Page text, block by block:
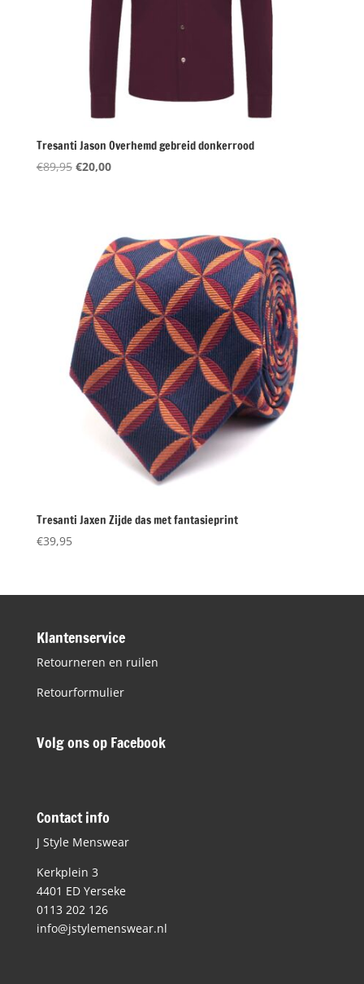
Tresanti Jason Overhemd gebreid donkerrood
€89,95 Oorspronkelijke
€20,00Huidige
Tresanti Jaxen Zijde das met fantasieprint
€39,95
Klantenservice
Retourneren en ruilen
Retourformulier
Volg ons op Facebook
Contact info
J Style Menswear
Kerkplein 3
4401 ED Yerseke
0113 202 126
info@jstylemenswear.nl